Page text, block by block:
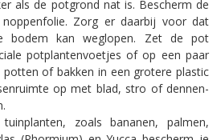
als de potgrond nat is. Bescherm de
Zorg er daarbij voor dat
bodem kan weglopen. Zet de pot
potplantenvoetjes of op een paar
of bakken in een grotere plastic
op met blad, stro of dennen-
zoals bananen, palmen,